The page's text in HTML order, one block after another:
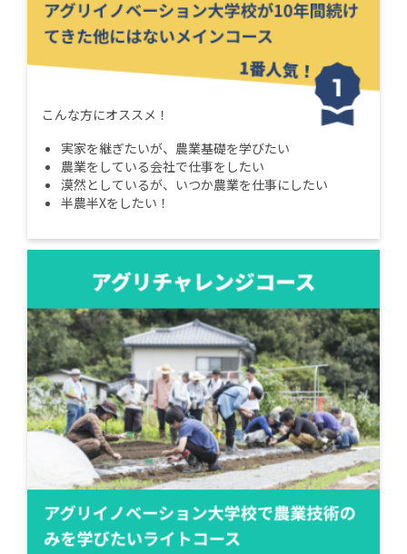
こんな方にオススメ！
実家を継ぎたいが、農業基礎を学びたい
農業をしている会社で仕事をしたい
漠然としているが、いつか農業を仕事にしたい
半農半Xをしたい！